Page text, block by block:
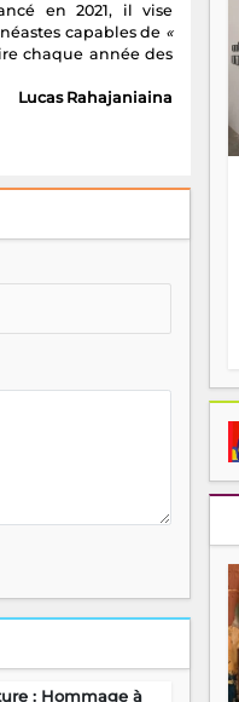
en 2021, il vise
capables de «
chaque année des
Lucas Rahajaniaina
: Hommage à